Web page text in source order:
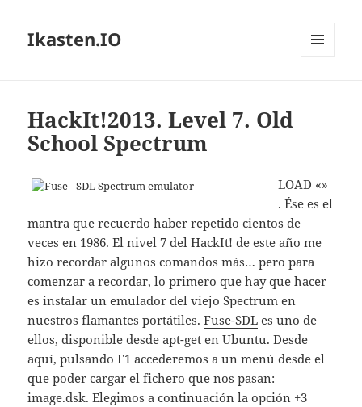
Ikasten.IO
HackIt!2013. Level 7. Old
School Spectrum
LOAD «»
. Ése es el
mantra que recuerdo haber repetido cientos de
veces en 1986. El nivel 7 del HackIt! de este año me
hizo recordar algunos comandos más… pero para
comenzar a recordar, lo primero que hay que hacer
es instalar un emulador del viejo Spectrum en
nuestros flamantes portátiles.Fuse-SDL es uno de
ellos, disponible desde apt-get en Ubuntu. Desde
aquí, pulsando F1 accederemos a un menú desde el
que poder cargar el fichero que nos pasan:
image.dsk. Elegimos a continuación la opción +3